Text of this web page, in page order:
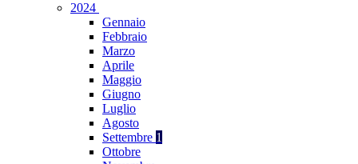
2024
Gennaio
Febbraio
Marzo
Aprile
Maggio
Giugno
Luglio
Agosto
Settembre 1
Ottobre